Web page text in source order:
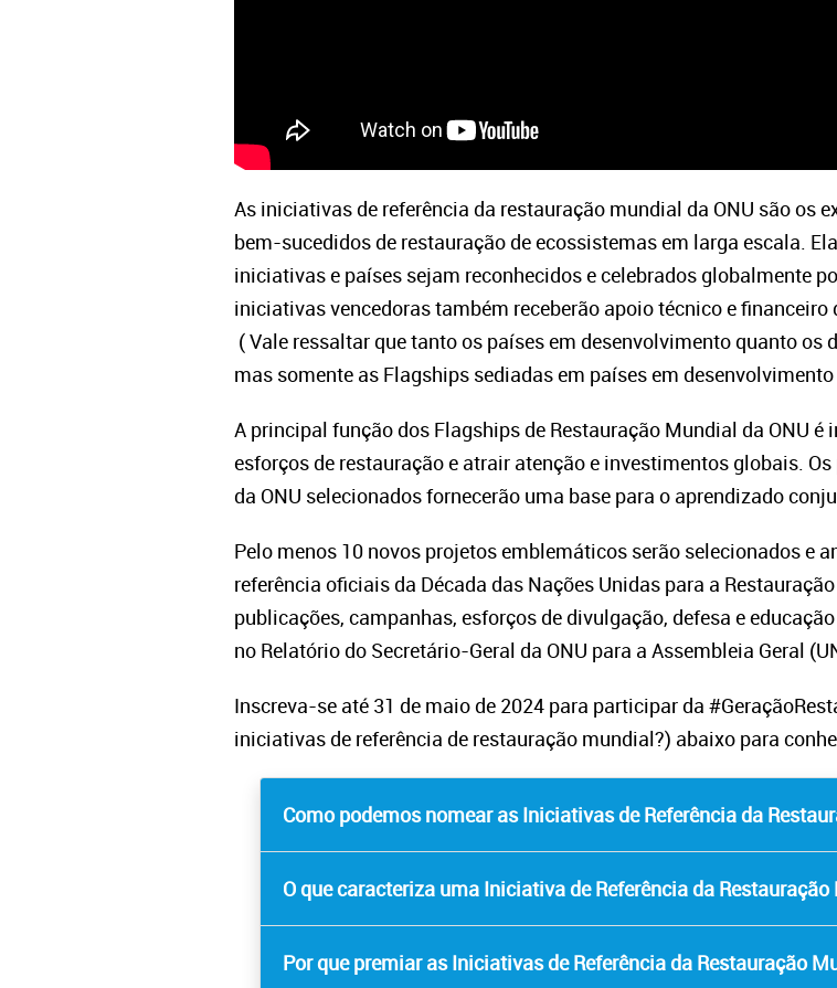
As iniciativas de referência da restauração mundial da ONU são os
bem-sucedidos de restauração de ecossistemas em larga escala.
iniciativas e países sejam reconhecidos e celebrados globalmente
iniciativas vencedoras também receberão apoio técnico e
( Vale ressaltar que tanto os países em desenvolvimento quanto
mas somente as Flagships sediadas em países em
A principal função dos Flagships de Restauração Mundial da ONU
esforços de restauração e atrair atenção e investimentos globais.
da ONU selecionados fornecerão uma base para o aprendizado
Pelo menos 10 novos projetos emblemáticos serão selecionados e
referência oficiais da Década das Nações Unidas para a
publicações, campanhas, esforços de divulgação, defesa e
no Relatório do Secretário-Geral da ONU para a Assembleia Geral
Inscreva-se até 31 de maio de 2024 para participar da
iniciativas de referência de restauração mundial?) abaixo para
Como podemos nomear as Iniciativas de Referência da
O que caracteriza uma Iniciativa de Referência da
Por que premiar as Iniciativas de Referência da Restauração